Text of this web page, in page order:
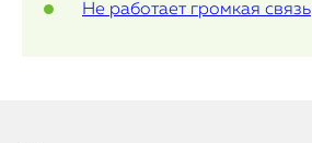
Не работает громкая связь